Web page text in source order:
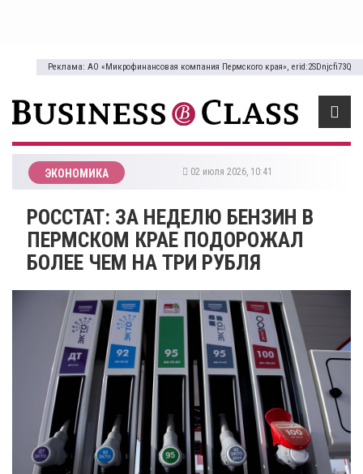
Реклама: АО «Микрофинансовая компания Пермского края», erid:2SDnjcfi73Q
ЭКОНОМИКА 02 июля 2026, 10:41
РОССТАТ: ЗА НЕДЕЛЮ БЕНЗИН В
ПЕРМСКОМ КРАЕ ПОДОРОЖАЛ
БОЛЕЕ ЧЕМ НА ТРИ РУБЛЯ